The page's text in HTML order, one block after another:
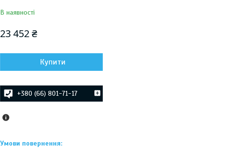
В наявності
23 452 ₴
Купити
+380 (66) 801-71-17